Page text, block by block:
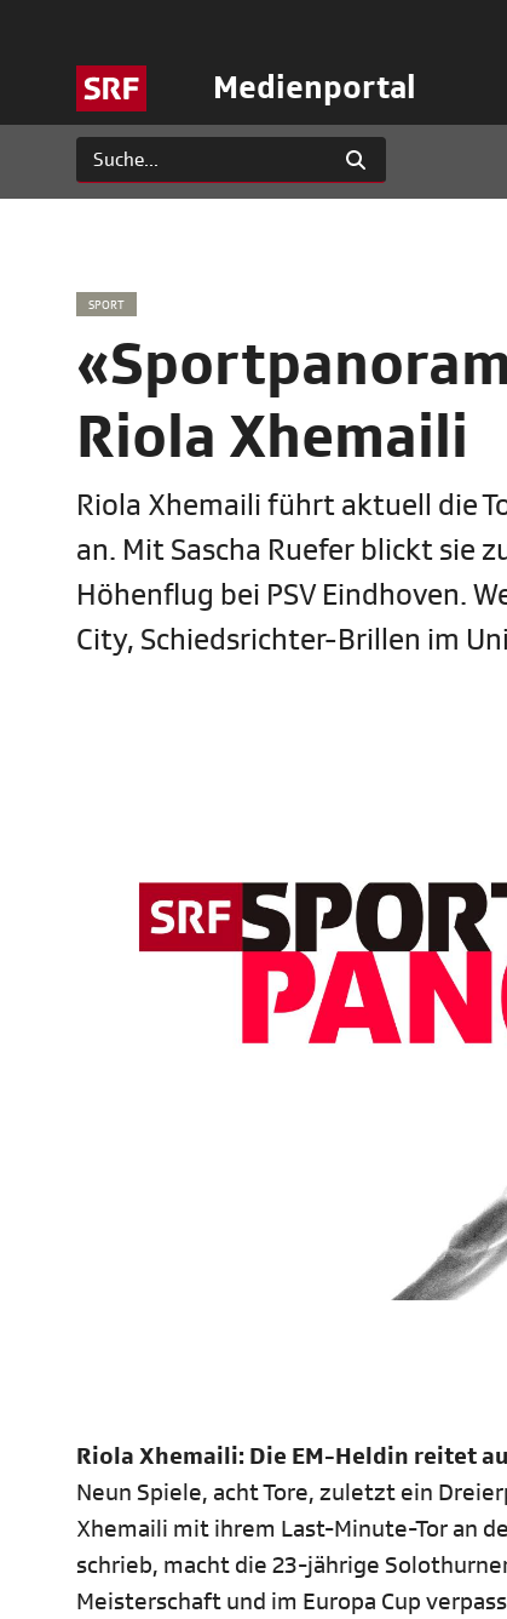
Medienportal
SPORT
Riola Xhemaili
Riola Xhemaili führt aktuell die
an. Mit Sascha Ruefer blickt sie
Höhenflug bei PSV Eindhoven.
City, Schiedsrichter-Brillen im
Riola Xhemaili: Die EM-Heldin reitet
Neun Spiele, acht Tore, zuletzt ein
Xhemaili mit ihrem Last-Minute-Tor an
schrieb, macht die 23-jährige
Meisterschaft und im Europa Cup